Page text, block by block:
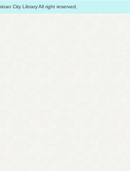
City Library All right reserved.